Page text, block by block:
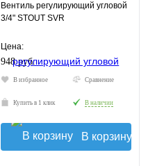
Вентиль регулирующий угловой
3/4" STOUT SVR
Цена:
948 руб.
В избранное Сравнение
Купить в 1 клик В наличии
В корзину